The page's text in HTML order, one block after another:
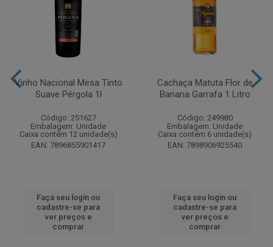
Vinho Nacional Mesa Tinto
Suave Pérgola 1l
Código: 251627
Embalagem: Unidade
Caixa contém 12 unidade(s)
EAN: 7896855901417
Faça seu login ou
cadastre-se para
ver preços e
comprar
Cachaça Matuta Flor de
Banana Garrafa 1 Litro
Código: 249980
Embalagem: Unidade
Caixa contém 6 unidade(s)
EAN: 7898906925540
Faça seu login ou
cadastre-se para
ver preços e
comprar